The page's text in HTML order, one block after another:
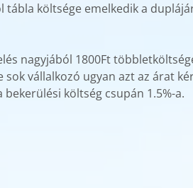
költsége emelkedik a
nagyjából 1800Ft
vállalkozó ugyan azt az árat
költség csupán 1.5%-a.